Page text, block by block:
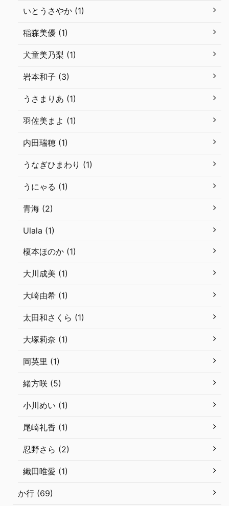
いとうさやか (1)
稲森美優 (1)
犬童美乃梨 (1)
岩本和子 (3)
うさまりあ (1)
羽佐美まよ (1)
内田瑞穂 (1)
うなぎひまわり (1)
うにゃる (1)
青海 (2)
Ulala (1)
榎本ほのか (1)
大川成美 (1)
大崎由希 (1)
太田和さくら (1)
大塚莉奈 (1)
岡英里 (1)
緒方咲 (5)
小川めい (1)
尾崎礼香 (1)
忍野さら (2)
織田唯愛 (1)
か行 (69)